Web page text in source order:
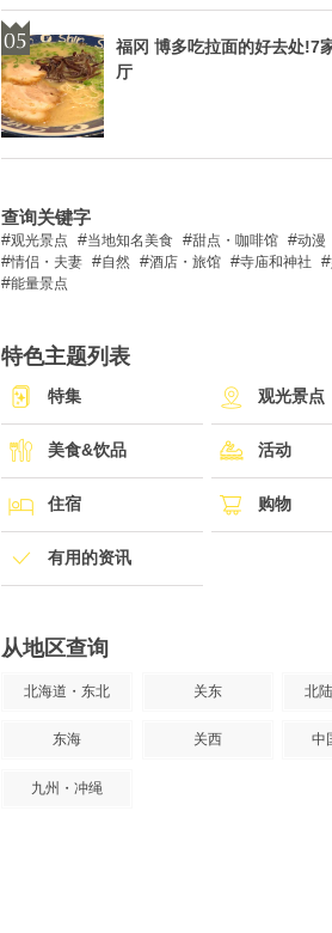
福冈 博多吃拉面的好去处!7
厅
查询关键字
观光景点 当地知名美食 甜点・咖啡馆
动漫
情侣・夫妻
自然 酒店・旅馆 寺庙和神社
能量景点
特色主题列表
特集 观光景点
美食&饮品 活动
住宿 购物
有用的资讯
从地区查询
北海道・东北 关东 北
东海 关西 中
九州・冲绳